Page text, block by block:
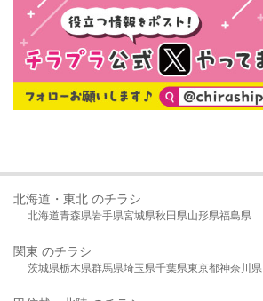
北海道・東北 のチラシ
北海道青森県岩手県宮城県秋田県山形県福島県
関東 のチラシ
茨城県栃木県群馬県埼玉県千葉県東京都神奈川県